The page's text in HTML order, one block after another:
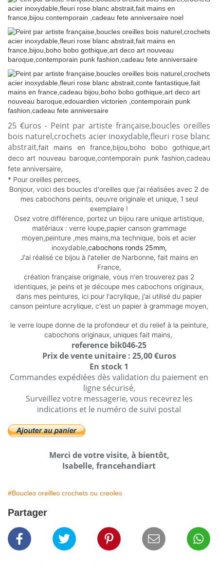
25 €uros - Peint par artiste française,boucles oreilles
bois naturel,crochets acier inoxydable,fleuri rose blanc
abstrait,fait mains en france,bijou,boho bobo gothique,art
deco art nouveau baroque,contemporain punk fashion,cadeau
fete anniversaire,
* Pour oreilles percees,
Bonjour, voici des boucles d'oreilles que j'ai réalisées avec 2 de
mes cabochons peints, oeuvre originale et unique, 1 seul
exemplaire !
Osez votre différence, portez un bijou rare unique artistique,
matériaux : verre loupe,papier canson grammage
moyen,peinture ,mes mains,ma technique, bois et acier
inoxydable,cabochons ronds 25mm,
J'ai réalisé ce bijou à l'atelier de Narbonne, fait mains en
France,
création française originale, vous n'en trouverez pas 2
identiques, je peins et je découpe mes cabochons originaux,
dans mes peintures, ici pour l'acrylique, j'ai utilisé du papier
canson peinture acrylique, c'est un papier à grammage moyen,
le verre loupe donne de la profondeur et du relief à la peinture,
cabochons originaux, uniques fait mains,
reference bik046-25
Prix de vente unitaire : 25,00 €uros
En stock 1
Commandes expédiées dès validation du paiement en
ligne sécurisé,
Surveillez votre messagerie, vous recevrez les
indications et le numéro de suivi postal
Merci de votre visite, à bientôt,
Isabelle, francehandiart
#Boucles oreilles crochets ou creoles
Partager